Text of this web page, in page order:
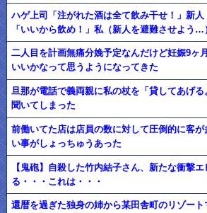
ハゲ上司「注がれた酒は全て飲み干せ！」新
「いいから飲め！」私（新人を避難させよ
二人目を計画無痛分娩予定なんだけど妊娠9ヶ
いいかなって思うようになってきた
旦那が電話で義両親に私の杖を「貸してあげ
聞いてしまった
前働いてた店は店員の数に対して圧倒的に客
い事がしょっちゅうあった
【鬼砲】自殺した竹内結子さん、新たな衝撃
る・・・これは・・・
還暦を過ぎた独身の姉から某田舎町のリゾー